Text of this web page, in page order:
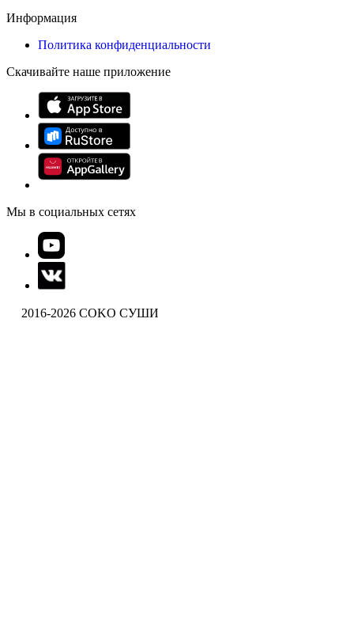
Информация
Политика конфиденциальности
Скачивайте наше приложение
Мы в социальных сетях
2016-2026 COKO СУШИ